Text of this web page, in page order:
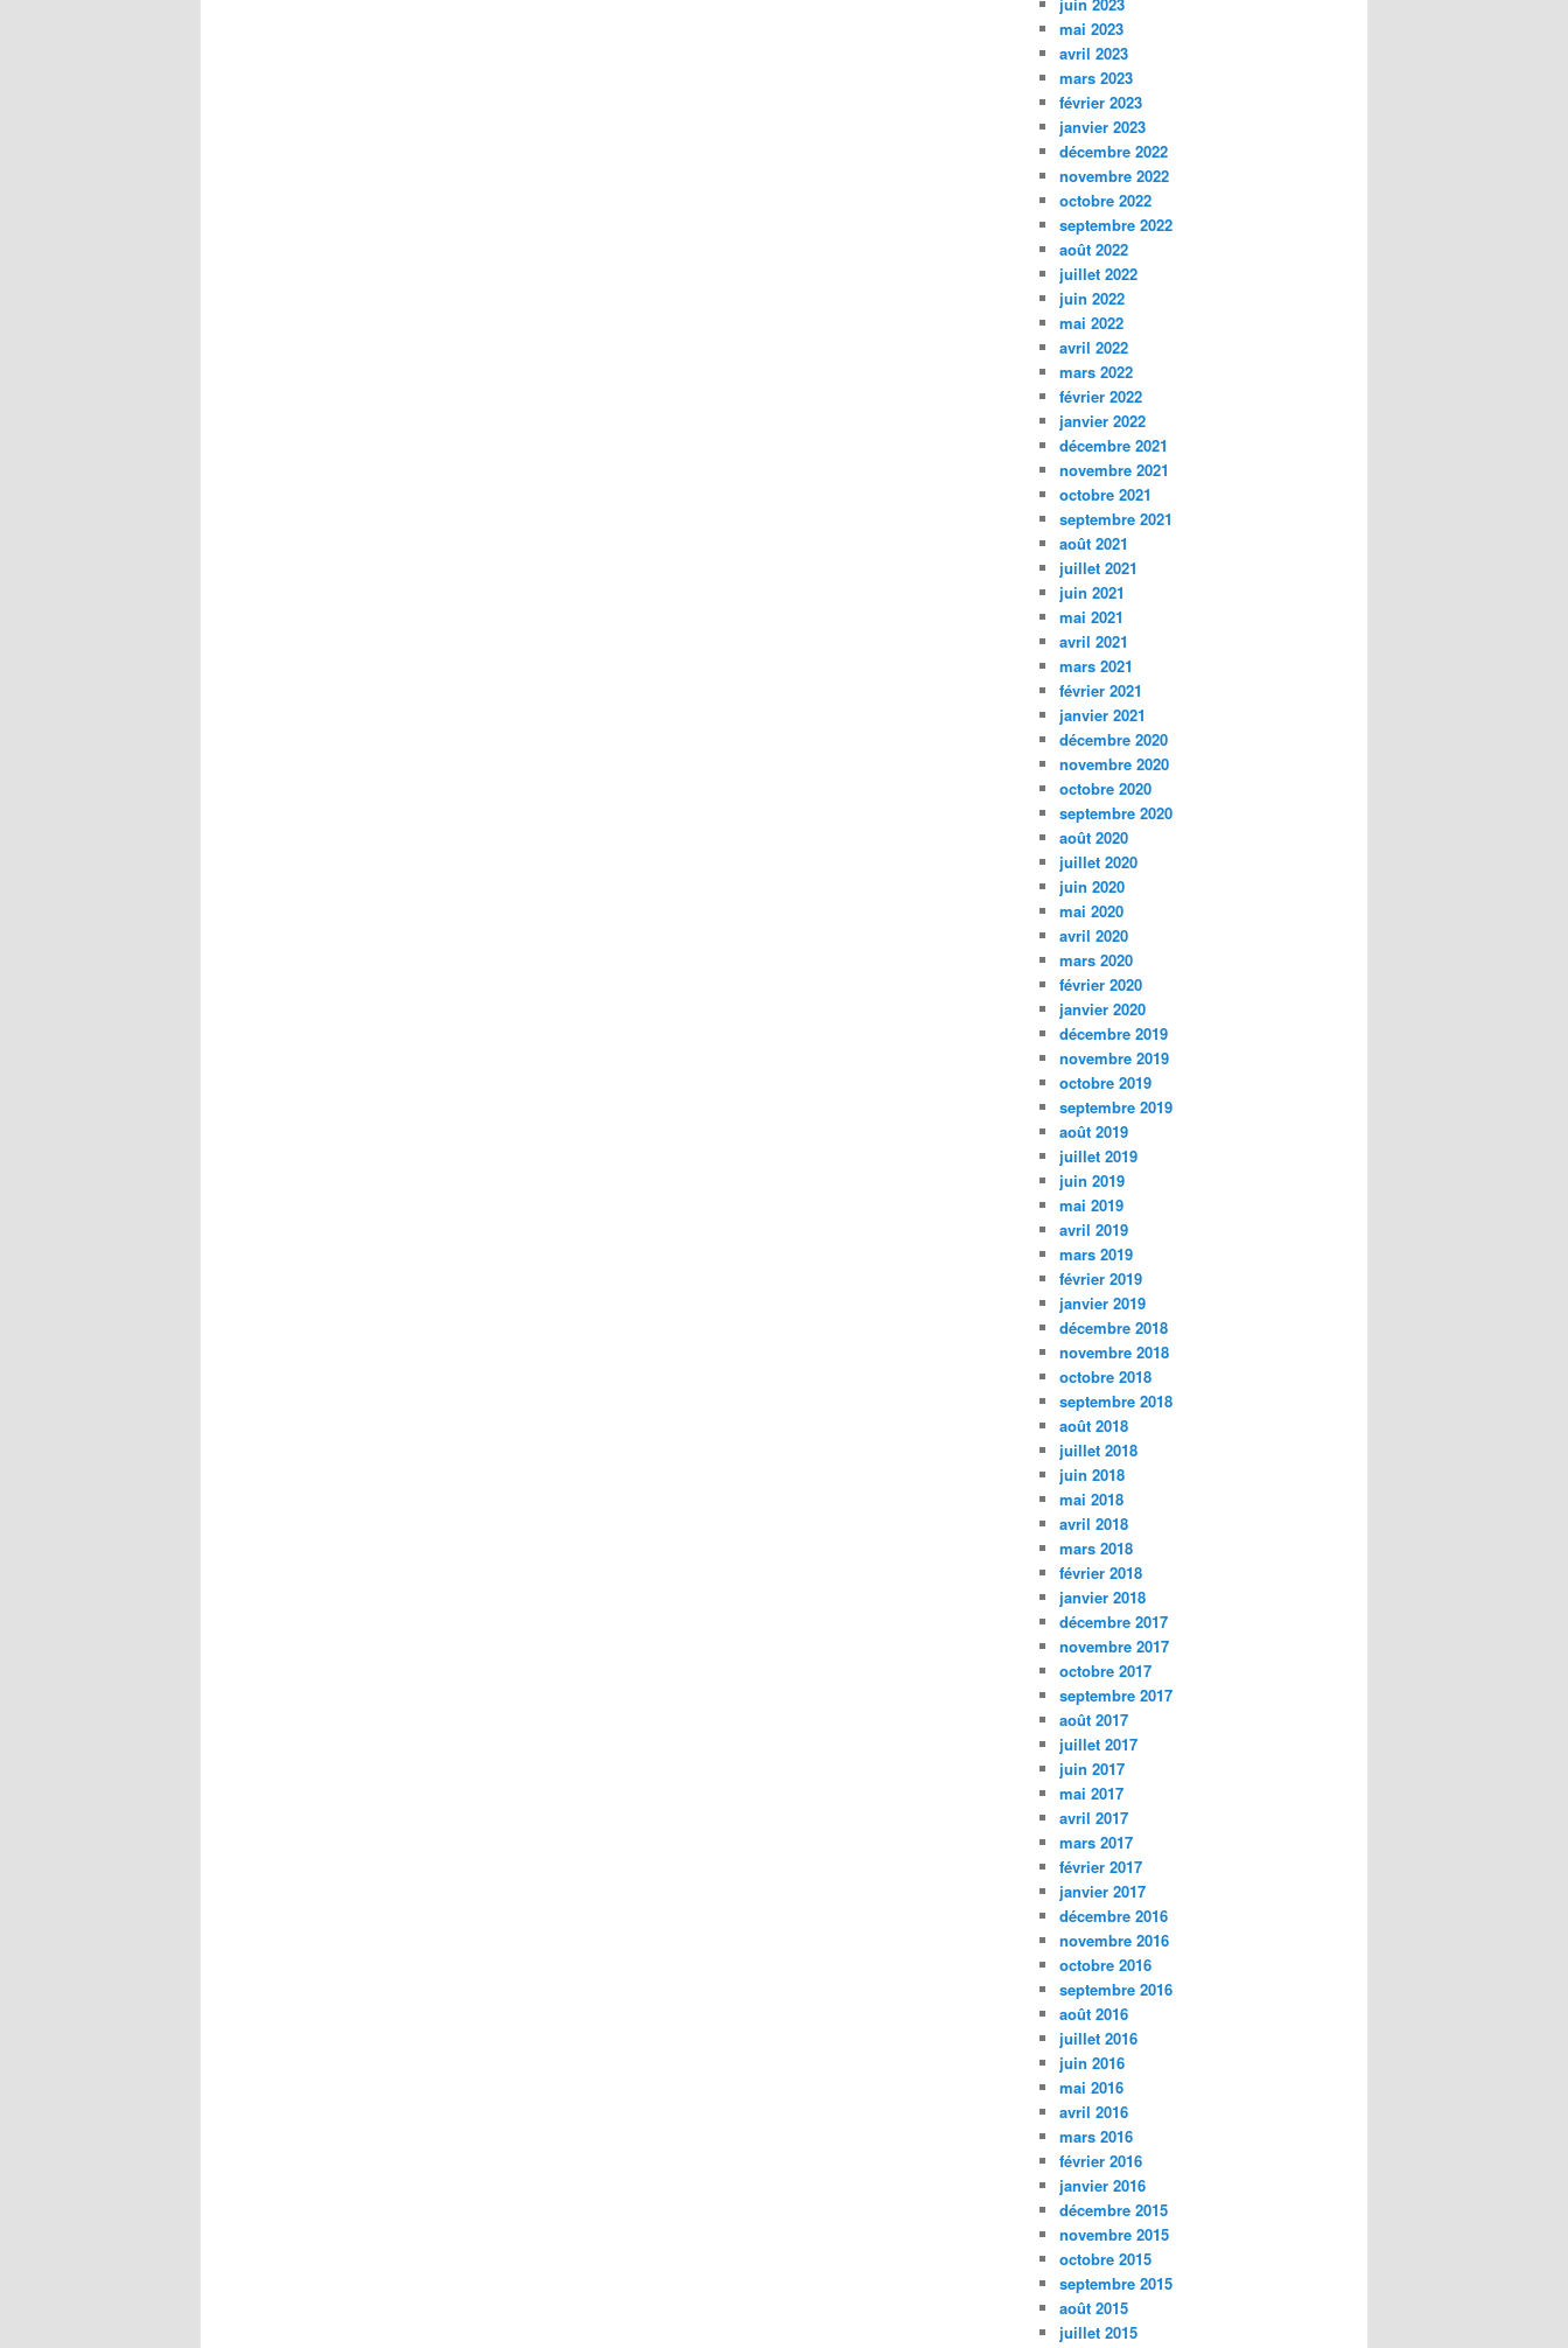
mai 2023
avril 2023
mars 2023
février 2023
janvier 2023
décembre 2022
novembre 2022
octobre 2022
septembre 2022
août 2022
juillet 2022
juin 2022
mai 2022
avril 2022
mars 2022
février 2022
janvier 2022
décembre 2021
novembre 2021
octobre 2021
septembre 2021
août 2021
juillet 2021
juin 2021
mai 2021
avril 2021
mars 2021
février 2021
janvier 2021
décembre 2020
novembre 2020
octobre 2020
septembre 2020
août 2020
juillet 2020
juin 2020
mai 2020
avril 2020
mars 2020
février 2020
janvier 2020
décembre 2019
novembre 2019
octobre 2019
septembre 2019
août 2019
juillet 2019
juin 2019
mai 2019
avril 2019
mars 2019
février 2019
janvier 2019
décembre 2018
novembre 2018
octobre 2018
septembre 2018
août 2018
juillet 2018
juin 2018
mai 2018
avril 2018
mars 2018
février 2018
janvier 2018
décembre 2017
novembre 2017
octobre 2017
septembre 2017
août 2017
juillet 2017
juin 2017
mai 2017
avril 2017
mars 2017
février 2017
janvier 2017
décembre 2016
novembre 2016
octobre 2016
septembre 2016
août 2016
juillet 2016
juin 2016
mai 2016
avril 2016
mars 2016
février 2016
janvier 2016
décembre 2015
novembre 2015
octobre 2015
septembre 2015
août 2015
juillet 2015